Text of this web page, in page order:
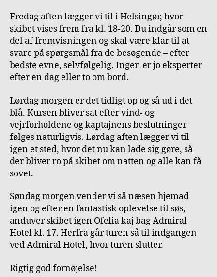
Fredag aften lægger vi til i Helsingør, hvor
skibet vises frem fra kl. 18-20. Du indgår som en
del af fremvisningen og skal være klar til at
svare på spørgsmål fra de besøgende – efter
bedste evne, selvfølgelig. Ingen er jo eksperter
efter en dag eller to om bord.
Lørdag morgen er det tidligt op og så ud i det
blå. Kursen bliver sat efter vind- og
vejrforholdene og kaptajnens beslutninger
følges naturligvis. Lørdag aften lægger vi til
igen et sted, hvor det nu kan lade sig gøre, så
der bliver ro på skibet om natten og alle kan få
sovet.
Søndag morgen vender vi så næsen hjemad
igen og efter en fantastisk oplevelse til søs,
anduver skibet igen Ofelia kaj bag Admiral
Hotel kl. 17. Herfra går turen så til indgangen
ved Admiral Hotel, hvor turen slutter.
Rigtig god fornøjelse!